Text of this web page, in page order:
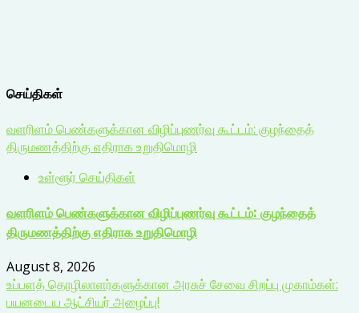
செய்திகள்
வளரிளம் பெண்களுக்கான விழிப்புணர்வு கூட்டம்: குழந்தைத்
திருமணத்திற்கு எதிராக உறுதிமொழி
உள்ளூர் செய்திகள்
வளரிளம் பெண்களுக்கான விழிப்புணர்வு கூட்டம்: குழந்தைத்
திருமணத்திற்கு எதிராக உறுதிமொழி
August 8, 2026
உப்பளத் தொழிலாளர்களுக்கான அரசுச் சேவை சிறப்பு முகாம்கள்:
பயனடைய ஆட்சியர் அழைப்பு!